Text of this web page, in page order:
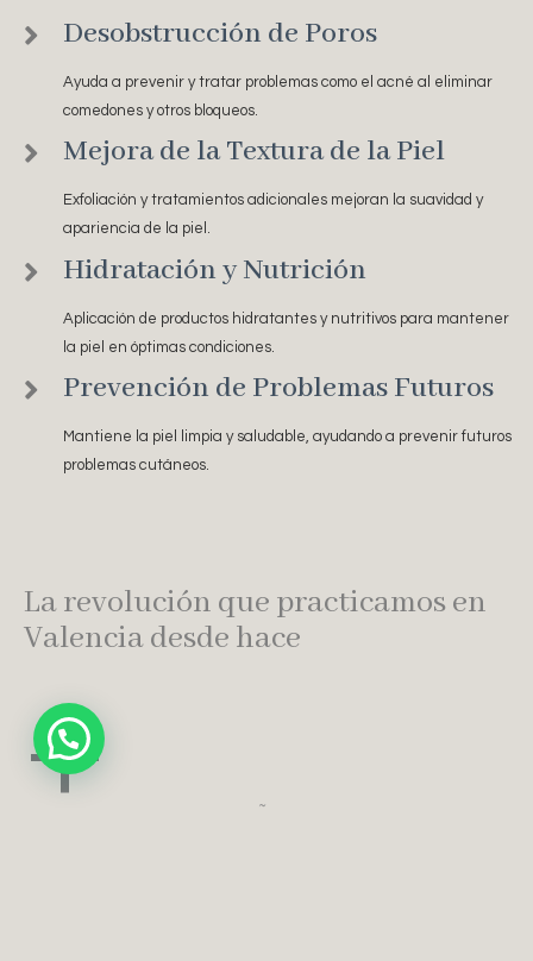
Desobstrucción de Poros
Ayuda a prevenir y tratar problemas como el acné al eliminar
comedones y otros bloqueos.
Mejora de la Textura de la Piel
Exfoliación y tratamientos adicionales mejoran la suavidad y
apariencia de la piel.
Hidratación y Nutrición
Aplicación de productos hidratantes y nutritivos para mantener
la piel en óptimas condiciones.
Prevención de Problemas Futuros
Mantiene la piel limpia y saludable, ayudando a prevenir futuros
problemas cutáneos.
La revolución que practicamos en
Valencia desde hace
años
+